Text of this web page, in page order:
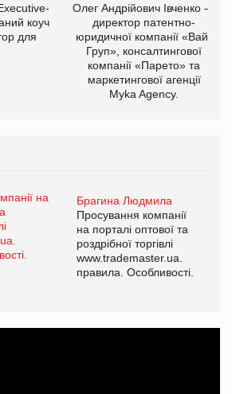
коуч
для
Олег Андрійович Івченко —
директор патентно-
юридичної компанії «Вайз
Груп», консалтингової
компанії «Парето» та
маркетингової агенції
Myka Agency.
Брагина Людмила
Просування компанії
на порталі оптової та
роздрібної торгівлі
www.trademaster.ua.
правила. Особливості.